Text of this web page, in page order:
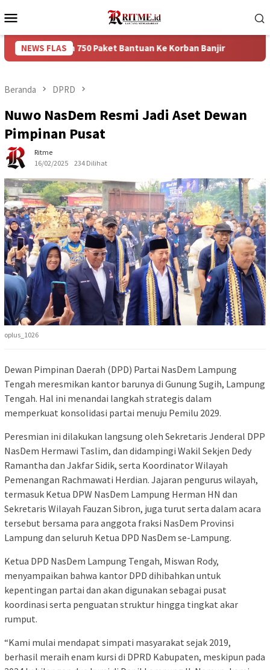
ke
Mobile
NEWS FLAS
750 Paket Bantuan Ke Korban Banjir Puncak Arus
Beranda DPRD
Nuwo NasDem Resmi Jadi Aset Dewan
Pimpinan Pusat
Ritme
16/02/2025
234 Dilihat
oplus_1026
Dewan Pimpinan Daerah (DPD) Partai NasDem Lampung
Tengah meresmikan kantor barunya di Gunung Sugih, Lampung
Tengah. Hal ini menandai langkah strategis dalam
memperkuat konsolidasi partai menuju Pemilu 2029.
Peresmian ini dilakukan langsung oleh Sekretaris Jenderal DPP
NasDem Hermawi Taslim, dan didampingi Wakil Sekjen Dedy
Ramantha dan Jakfar Sidik, serta Koordinator Wilayah
Pemenangan Rachmawati Herdian. Jajaran pengurus wilayah,
termasuk Ketua DPW NasDem Lampung Herman HN dan
Sekretaris Wilayah Fauzan Sibron, juga turut serta dalam acara
tersebut bersama para anggota fraksi NasDem Provinsi
Lampung dan seluruh Ketua DPD NasDem se-Lampung.
Ketua DPD NasDem Lampung Tengah, Miswan Rody,
menyampaikan bahwa kantor DPD dihibahkan untuk
kepentingan partai dan akan digunakan sebagai pusat
koordinasi serta penguatan struktur hingga tingkat akar
rumput.
“Kami mulai mendapat simpati masyarakat sejak 2019,
berhasil meraih enam kursi di DPRD Kabupaten, meskipun pada